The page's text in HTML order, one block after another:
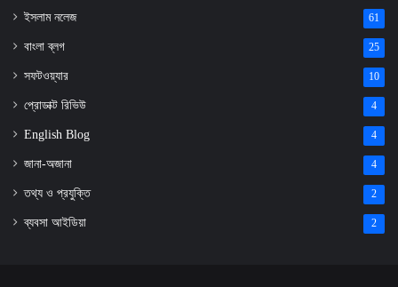
ইসলাম নলেজ 61
বাংলা ব্লগ 25
সফটওয়্যার 10
প্রোডাক্ট রিভিউ 4
English Blog 4
জানা-অজানা 4
তথ্য ও প্রযুক্তি 2
ব্যবসা আইডিয়া 2